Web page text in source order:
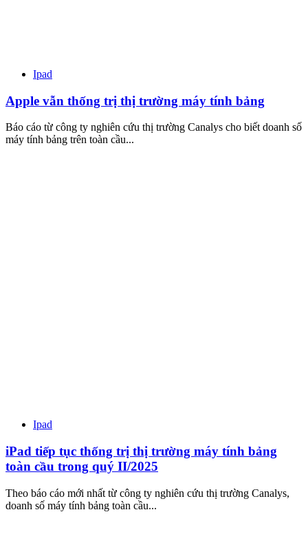
Ipad
Apple vẫn thống trị thị trường máy tính bảng
Báo cáo từ công ty nghiên cứu thị trường Canalys cho biết doanh số
máy tính bảng trên toàn cầu...
Ipad
iPad tiếp tục thống trị thị trường máy tính bảng
toàn cầu trong quý II/2025
Theo báo cáo mới nhất từ công ty nghiên cứu thị trường Canalys,
doanh số máy tính bảng toàn cầu...